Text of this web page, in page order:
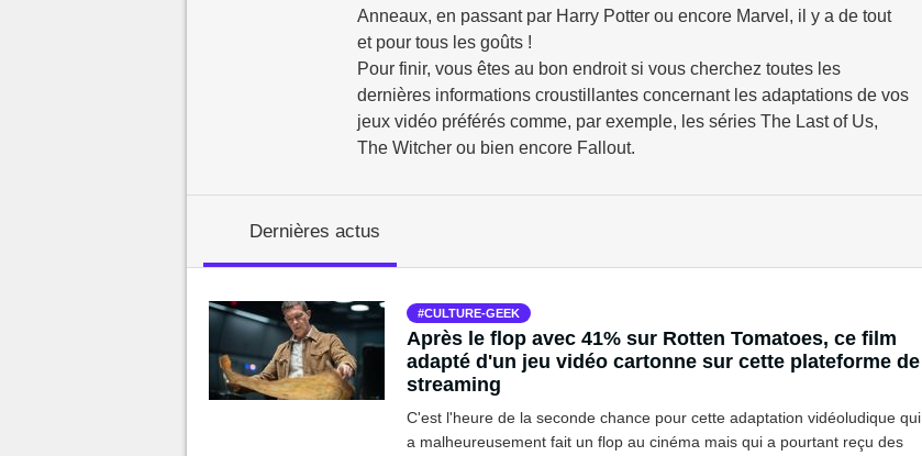
Anneaux, en passant par Harry Potter ou encore Marvel, il y a de tout
et pour tous les goûts !
Pour finir, vous êtes au bon endroit si vous cherchez toutes les
dernières informations croustillantes concernant les adaptations de vos
jeux vidéo préférés comme, par exemple, les séries The Last of Us,
The Witcher ou bien encore Fallout.
Dernières actus
CULTURE-GEEK
Après le flop avec 41% sur Rotten Tomatoes, ce film
adapté d'un jeu vidéo cartonne sur cette plateforme de
streaming
C'est l'heure de la seconde chance pour cette adaptation vidéoludique qui
a malheureusement fait un flop au cinéma mais qui a pourtant reçu des